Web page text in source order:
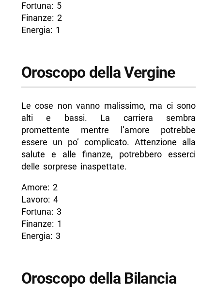
Fortuna: 5
Finanze: 2
Energia: 1
Oroscopo della Vergine
Le cose non vanno malissimo, ma ci sono
alti e bassi. La carriera sembra
promettente mentre l’amore potrebbe
essere un po’ complicato. Attenzione alla
salute e alle finanze, potrebbero esserci
delle sorprese inaspettate.
Amore: 2
Lavoro: 4
Fortuna: 3
Finanze: 1
Energia: 3
Oroscopo della Bilancia